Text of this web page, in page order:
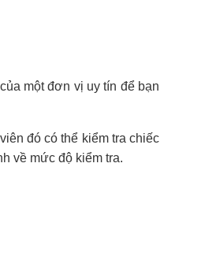
một đơn vị uy tín để bạn
đó có thể kiểm tra chiếc
về mức độ kiểm tra.